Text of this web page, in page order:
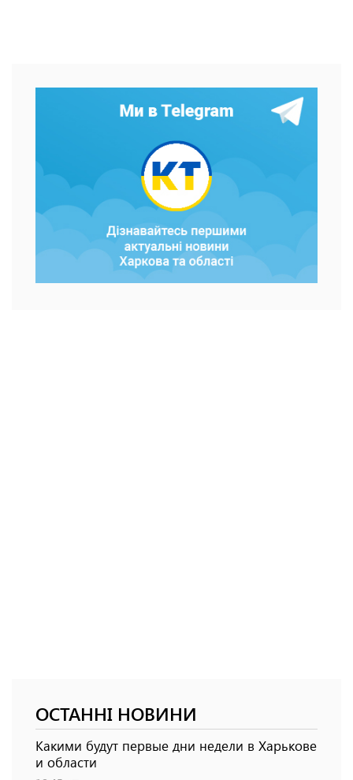
ОСТАННІ НОВИНИ
Какими будут первые дни недели в Харькове
и области